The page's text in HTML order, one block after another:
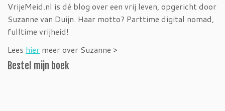
VrijeMeid.nl is dé blog over een vrij leven, opgericht door
Suzanne van Duijn. Haar motto? Parttime digital nomad,
fulltime vrijheid!
Lees hier meer over Suzanne >
Bestel mijn boek